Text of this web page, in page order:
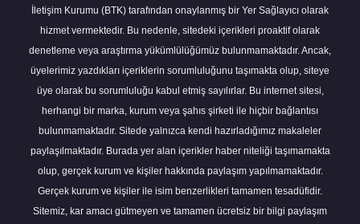
İletişim Kurumu (BTK) tarafından onaylanmış bir Yer Sağlayıcı olarak
hizmet vermektedir. Bu nedenle, sitedeki içerikleri proaktif olarak
denetleme veya araştırma yükümlülüğümüz bulunmamaktadır. Ancak,
üyelerimiz yazdıkları içeriklerin sorumluluğunu taşımakta olup, siteye
üye olarak bu sorumluluğu kabul etmiş sayılırlar. Bu internet sitesi,
herhangi bir marka, kurum veya şahıs şirketi ile hiçbir bağlantısı
bulunmamaktadır. Sitede yalnızca kendi hazırladığımız makaleler
paylaşılmaktadır. Burada yer alan içerikler haber niteliği taşımamakta
olup, gerçek kurum ve kişiler hakkında paylaşım yapılmamaktadır.
Gerçek kurum ve kişiler ile isim benzerlikleri tamamen tesadüfidir.
Sitemiz, kar amacı gütmeyen ve tamamen ücretsiz bir bilgi paylaşım